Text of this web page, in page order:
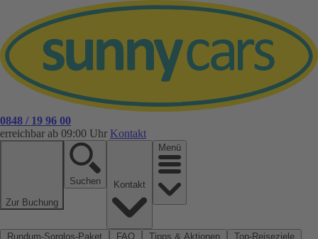
0848 / 19 96 00
erreichbar ab 09:00 Uhr Kontakt
Zur Buchung
Suchen
Menü